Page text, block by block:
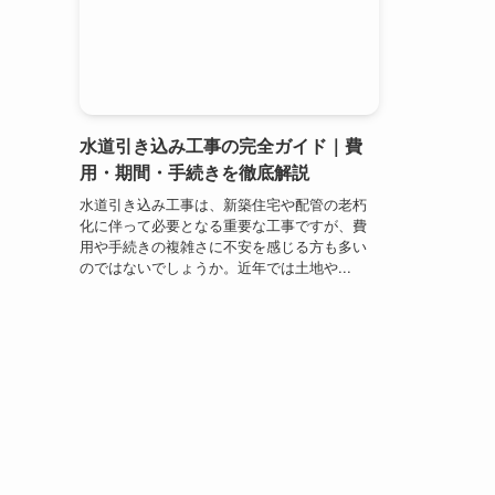
水道引き込み工事の完全ガイド｜費
用・期間・手続きを徹底解説
水道引き込み工事は、新築住宅や配管の老朽
化に伴って必要となる重要な工事ですが、費
用や手続きの複雑さに不安を感じる方も多い
のではないでしょうか。近年では土地や...